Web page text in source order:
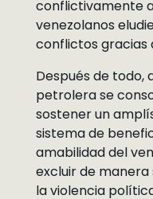
conflictivamente
venezolanos
conflictos gracias
Después de todo,
petrolera se
sostener un
sistema de
amabilidad del
excluir de
la violencia